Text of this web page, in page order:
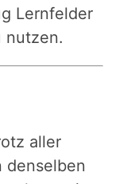
Lernfelder
nutzen.
aller
denselben